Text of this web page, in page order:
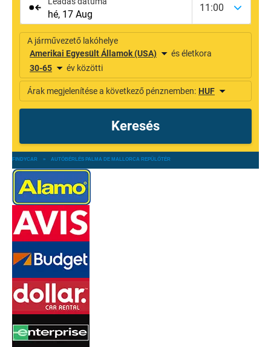
FINDYCAR » AUTÓBÉRLÉS PALMA DE MALLORCA REPÜLŐTÉR